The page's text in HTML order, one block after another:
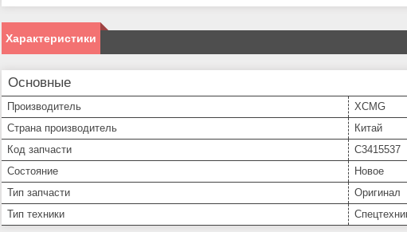
Характеристики
Основные
Производитель
XCMG
Страна производитель
Китай
Код запчасти
С3415537
Состояние
Новое
Тип запчасти
Оригинал
Тип техники